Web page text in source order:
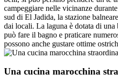
campeggiare nelle vicinanze
sud di El Jadida, la stazione
dai locali. La laguna è dotata di
può fare il bagno e praticare
possono anche gustare ottime
Una cucina marocchina